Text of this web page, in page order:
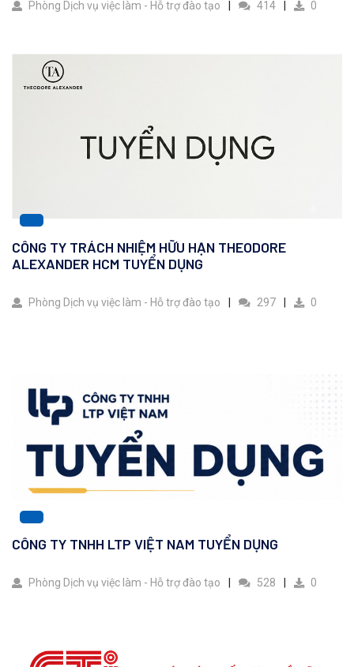
Phòng Dịch vụ việc làm - Hỗ trợ đào tạo 414 0
CÔNG TY TRÁCH NHIỆM HỮU HẠN THEODORE
ALEXANDER HCM TUYỂN DỤNG
Phòng Dịch vụ việc làm - Hỗ trợ đào tạo 297 0
CÔNG TY TNHH LTP VIỆT NAM TUYỂN DỤNG
Phòng Dịch vụ việc làm - Hỗ trợ đào tạo 528 0